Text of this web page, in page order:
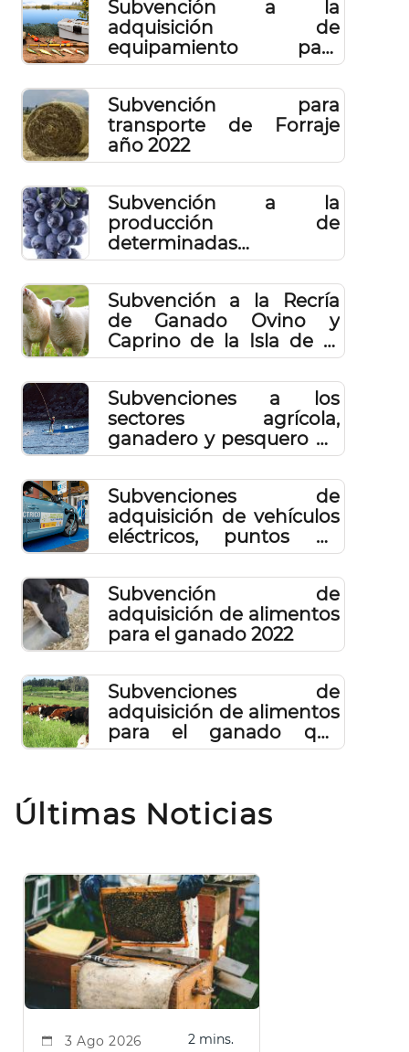
Subvención a la
adquisición de
equipamiento para
embarcaciones de
pescadores
profesionales 2022
Subvención para
transporte de Forraje
año 2022
Subvención a la
producción de
determinadas
variedades de uva para
la obtención de vino de
calidad elaborado en el
2022
Subvención a la Recría
de Ganado Ovino y
Caprino de la Isla de El
Hierro en el año 2022
Subvenciones a los
sectores agrícola,
ganadero y pesquero de
la isla de El Hierro
Subvenciones de
adquisición de vehículos
eléctricos, puntos de
recarga e instalaciones
de autoconsumo
Subvención de
adquisición de alimentos
para el ganado 2022
Subvenciones de
adquisición de alimentos
para el ganado que
realiza pastoreo en
Últimas Noticias
3 Ago 2026 2 mins.